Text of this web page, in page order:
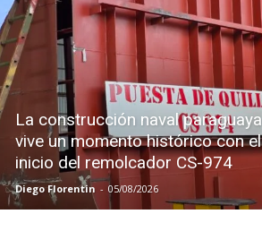
La construcción naval paraguaya
vive un momento histórico con el
inicio del remolcador CS-974
Diego Florentin - 05/08/2026